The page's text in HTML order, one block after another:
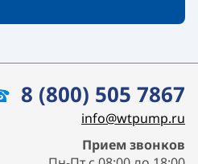
8 (800) 505 7867
info@wtpump.ru
Прием звонков